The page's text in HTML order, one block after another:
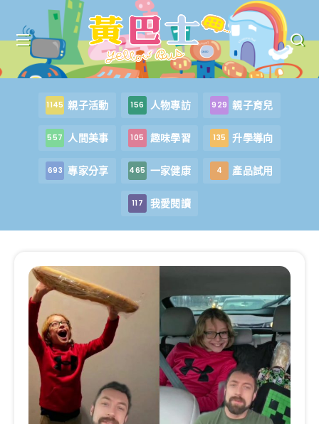
1145 親子活動 156 人物專訪 929 親子育兒
557 人間美事 105 趣味學習 135 升學導向
693 專家分享 465 一家健康 4 產品試用
117 我愛閱讀